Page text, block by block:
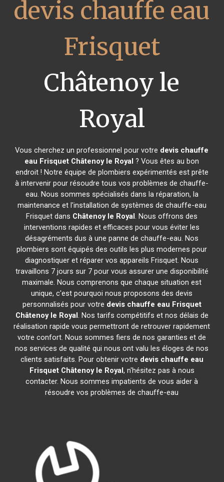
devis chauffe eau
Frisquet
Châtenoy le
Royal
Vous cherchez un professionnel pour votre devis chauffe
eau Frisquet Châtenoy le Royal ? Vous êtes au bon
endroit ! Notre équipe de plombiers expérimentés est prête
à intervenir pour résoudre tous vos problèmes de chauffe-
eau. Nous sommes spécialisés dans la réparation, la
maintenance et l'installation de systèmes de chauffe-eau
Frisquet dans Châtenoy le Royal. Nous offrons des
interventions rapides et efficaces pour vous éviter les
désagréments dus à une panne de chauffe-eau. Nos
plombiers sont équipés des outils les plus modernes pour
diagnostiquer et réparer vos appareils Frisquet. Nous
travaillons 7 jours sur 7 pour vous assurer une disponibilité
maximale. Nous comprenons que chaque situation est
unique, c'est pourquoi nous proposons des devis
personnalisés pour votre devis chauffe eau Frisquet
Châtenoy le Royal. Nos tarifs compétitifs et nos délais de
réalisation rapide vous permettront de retrouver rapidement
votre confort. Nous sommes fiers de nos garanties et de
nos services de qualité qui nous ont valu les éloges de nos
clients satisfaits. Pour obtenir votre devis chauffe eau
Frisquet Châtenoy le Royal, n'hésitez pas à nous
contacter. Nous sommes impatients de vous aider à
résoudre vos problèmes de chauffe-eau